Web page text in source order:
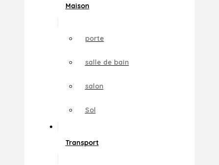
Maison
porte
salle de bain
salon
Sol
Transport